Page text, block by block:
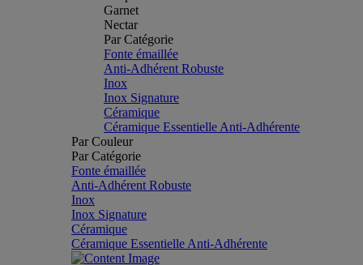
Garnet
Nectar
Par Catégorie
Fonte émaillée
Anti-Adhérent Robuste
Inox
Inox Signature
Céramique
Céramique Essentielle Anti-Adhérente
Par Couleur
Par Catégorie
Fonte émaillée
Anti-Adhérent Robuste
Inox
Inox Signature
Céramique
Céramique Essentielle Anti-Adhérente